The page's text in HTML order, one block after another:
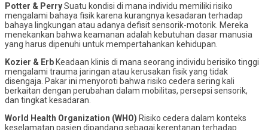
Potter & PerrySuatu kondisi di mana individu memiliki risiko
mengalami bahaya fisik karena kurangnya kesadaran terhadap
bahaya lingkungan atau adanya defisit sensorik-motorik. Mereka
menekankan bahwa keamanan adalah kebutuhan dasar manusia
yang harus dipenuhi untuk mempertahankan kehidupan.
Kozier & Erb Keadaan klinis di mana seorang individu berisiko tinggi
mengalami trauma jaringan atau kerusakan fisik yang tidak
disengaja. Pakar ini menyoroti bahwa risiko cedera sering kali
berkaitan dengan perubahan dalam mobilitas, persepsi sensorik,
dan tingkat kesadaran.
World Health Organization (WHO) Risiko cedera dalam konteks
keselamatan pasien dipandang sebagai kerentanan terhadap